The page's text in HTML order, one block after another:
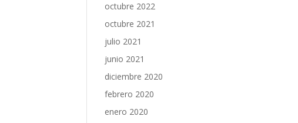
octubre 2022
octubre 2021
julio 2021
junio 2021
diciembre 2020
febrero 2020
enero 2020